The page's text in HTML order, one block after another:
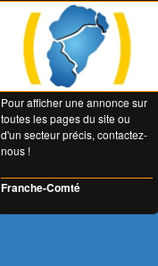
Pour afficher une annonce sur
toutes les pages du site ou
d'un secteur précis, contactez-
nous !
Franche-Comté